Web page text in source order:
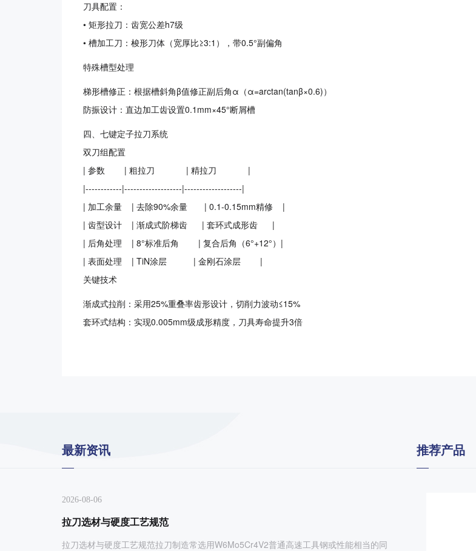
刀具配置：
• 矩形拉刀：齿宽公差h7级
• 槽加工刀：梭形刀体（宽厚比≥3:1），带0.5°副偏角
特殊槽型处理
梯形槽修正：根据槽斜角β值修正副后角α（α=arctan(tanβ×0.6)）
防振设计：直边加工齿设置0.1mm×45°断屑槽
四、七键定子拉刀系统
双刀组配置
| 参数 | 粗拉刀 | 精拉刀 |
|------------|-------------------|-------------------|
| 加工余量 | 去除90%余量 | 0.1-0.15mm精修 |
| 齿型设计 | 渐成式阶梯齿 | 套环式成形齿 |
| 后角处理 | 8°标准后角 | 复合后角（6°+12°）|
| 表面处理 | TiN涂层 | 金刚石涂层 |
关键技术
渐成式拉削：采用25%重叠率齿形设计，切削力波动≤15%
套环式结构：实现0.005mm级成形精度，刀具寿命提升3倍
最新资讯
2026-08-06
拉刀选材与硬度工艺规范
拉刀选材与硬度工艺规范拉刀制造常选用W6Mo5Cr4V2普通高速工具钢或性能相当的同
推荐产品
花键芯轴